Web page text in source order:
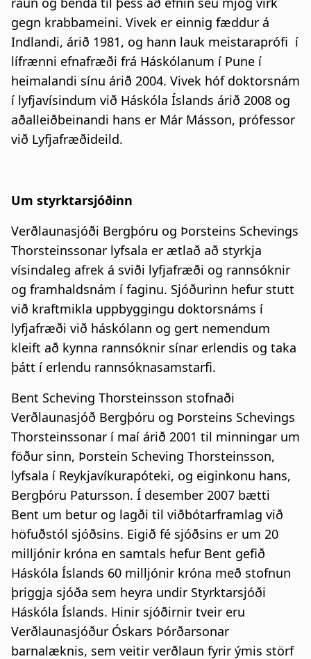
gegn krabbameini. Vivek er einnig fæddur á
Indlandi, árið 1981, og hann lauk meistaraprófi í
lífrænni efnafræði frá Háskólanum í Pune í
heimalandi sínu árið 2004. Vivek hóf doktorsnám
í lyfjavísindum við Háskóla Íslands árið 2008 og
aðalleiðbeinandi hans er Már Másson, prófessor
við Lyfjafræðideild.
Um styrktarsjóðinn
Verðlaunasjóði Bergþóru og Þorsteins Schevings
Thorsteinssonar lyfsala er ætlað að styrkja
vísindaleg afrek á sviði lyfjafræði og rannsóknir
og framhaldsnám í faginu. Sjóðurinn hefur stutt
við kraftmikla uppbyggingu doktorsnáms í
lyfjafræði við háskólann og gert nemendum
kleift að kynna rannsóknir sínar erlendis og taka
þátt í erlendu rannsóknasamstarfi.
Bent Scheving Thorsteinsson stofnaði
Verðlaunasjóð Bergþóru og Þorsteins Schevings
Thorsteinssonar í maí árið 2001 til minningar um
föður sinn, Þorstein Scheving Thorsteinsson,
lyfsala í Reykjavíkurapóteki, og eiginkonu hans,
Bergþóru Patursson. Í desember 2007 bætti
Bent um betur og lagði til viðbótarframlag við
höfuðstól sjóðsins. Eigið fé sjóðsins er um 20
milljónir króna en samtals hefur Bent gefið
Háskóla Íslands 60 milljónir króna með stofnun
þriggja sjóða sem heyra undir Styrktarsjóði
Háskóla Íslands. Hinir sjóðirnir tveir eru
Verðlaunasjóður Óskars Þórðarsonar
barnalæknis, sem veitir verðlaun fyrir ýmis störf